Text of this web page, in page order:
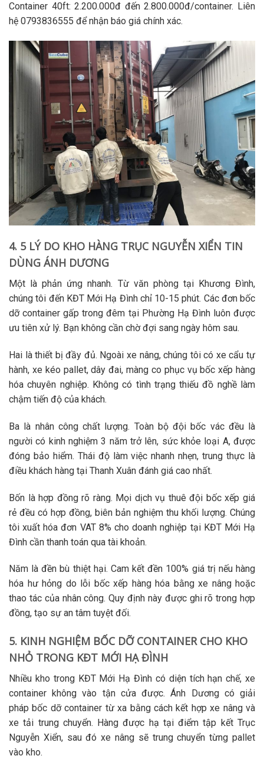
Container 40ft: 2.200.000đ đến 2.800.000đ/container. Liên
hệ 0793836555 để nhận báo giá chính xác.
4. 5 LÝ DO KHO HÀNG TRỤC NGUYỄN XIỂN TIN
DÙNG ÁNH DƯƠNG
Một là phản ứng nhanh. Từ văn phòng tại Khương Đình,
chúng tôi đến KĐT Mới Hạ Đình chỉ 10-15 phút. Các đơn bốc
dỡ container gấp trong đêm tại Phường Hạ Đình luôn được
ưu tiên xử lý. Bạn không cần chờ đợi sang ngày hôm sau.
Hai là thiết bị đầy đủ. Ngoài xe nâng, chúng tôi có xe cẩu tự
hành, xe kéo pallet, dây đai, màng co phục vụbốc xếp hàng
hóa chuyên nghiệp. Không có tình trạng thiếu đồ nghề làm
chậm tiến độ của khách.
Ba là nhân công chất lượng. Toàn bộ độibốc vácđều là
người có kinh nghiệm 3 năm trở lên, sức khỏe loại A, được
đóng bảo hiểm. Thái độ làm việc nhanh nhẹn, trung thực là
điều khách hàng tại Thanh Xuân đánh giá cao nhất.
Bốn là hợp đồng rõ ràng. Mọi dịch vụ thuê đội bốc xếp giá
rẻ đều có hợp đồng, biên bản nghiệm thu khối lượng. Chúng
tôi xuất hóa đơn VAT 8% cho doanh nghiệp tại KĐT Mới Hạ
Đình cần thanh toán qua tài khoản.
Năm là đền bù thiệt hại. Cam kết đền 100% giá trị nếu hàng
hóa hư hỏng do lỗi bốc xếp hàng hóa bằng xe nânghoặc
thao tác của nhân công. Quy định này được ghi rõ trong hợp
đồng, tạo sự an tâm tuyệt đối.
5. KINH NGHIỆM BỐC DỠ CONTAINER CHO KHO
NHỎ TRONG KĐT MỚI HẠ ĐÌNH
Nhiều kho trong KĐT Mới Hạ Đình có diện tích hạn chế, xe
container không vào tận cửa được. Ánh Dương có giải
phápbốc dỡ container từ xa bằng cách kết hợp xe nâng và
xe tải trung chuyển. Hàng được hạ tại điểm tập kết Trục
Nguyễn Xiển, sau đó xe nâng sẽ trung chuyển từng pallet
vào kho.